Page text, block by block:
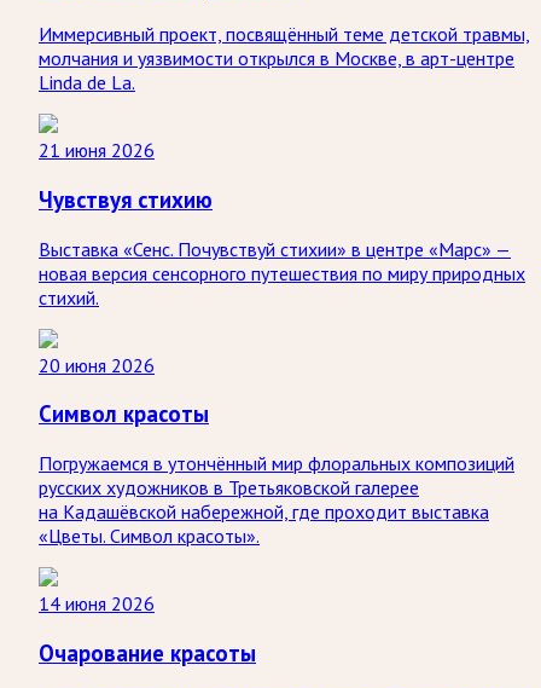
Иммерсивный проект, посвящённый теме детской травмы,
молчания и уязвимости открылся в Москве, в арт-центре
Linda de La.
21 июня 2026
Чувствуя стихию
Выставка «Сенс. Почувствуй стихии» в центре «Марс» —
новая версия сенсорного путешествия по миру природных
стихий.
20 июня 2026
Символ красоты
Погружаемся в утончённый мир флоральных композиций
русских художников в Третьяковской галерее
на Кадашёвской набережной, где проходит выставка
«Цветы. Символ красоты».
14 июня 2026
Очарование красоты